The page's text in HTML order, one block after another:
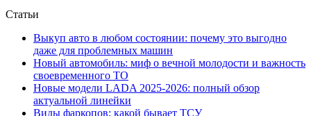
Статьи
Выкуп авто в любом состоянии: почему это выгодно
даже для проблемных машин
Новый автомобиль: миф о вечной молодости и важность
своевременного ТО
Новые модели LADA 2025-2026: полный обзор
актуальной линейки
Виды фаркопов: какой бывает ТСУ